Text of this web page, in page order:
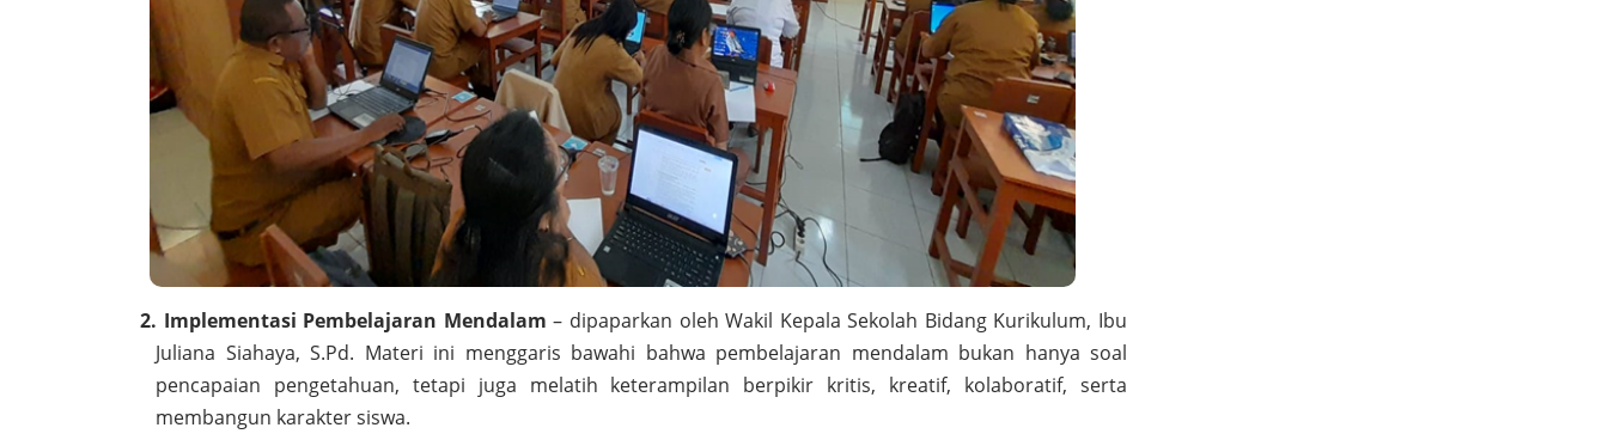
2. Implementasi Pembelajaran Mendalam – dipaparkan oleh Wakil Kepala Sekolah Bidang Kurikulum, Ibu
Juliana Siahaya, S.Pd. Materi ini menggaris bawahi bahwa pembelajaran mendalam bukan hanya soal
pencapaian pengetahuan, tetapi juga melatih keterampilan berpikir kritis, kreatif, kolaboratif, serta
membangun karakter siswa.